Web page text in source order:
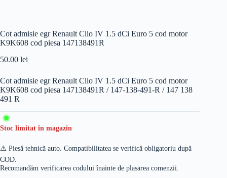
Cot admisie egr Renault Clio IV 1.5 dCi Euro 5 cod motor
K9K608 cod piesa 147138491R
50.00 lei
Cot admisie egr Renault Clio IV 1.5 dCi Euro 5 cod motor
K9K608 cod piesa 147138491R / 147-138-491-R / 147 138
491 R
Stoc limitat în magazin
⚠️ Piesă tehnică auto. Compatibilitatea se verifică obligatoriu după
COD.
Recomandăm verificarea codului înainte de plasarea comenzii.